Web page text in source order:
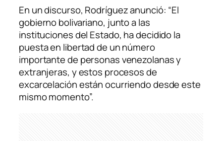
En un discurso, Rodríguez anunció: “El
gobierno bolivariano, junto a las
instituciones del Estado, ha decidido la
puesta en libertad de un número
importante de personas venezolanas y
extranjeras, y estos procesos de
excarcelación están ocurriendo desde este
mismo momento”.